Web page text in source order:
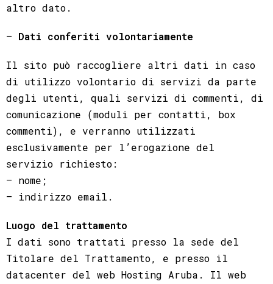
altro dato.
– Dati conferiti volontariamente
Il sito può raccogliere altri dati in caso
di utilizzo volontario di servizi da parte
degli utenti, quali servizi di commenti, di
comunicazione (moduli per contatti, box
commenti), e verranno utilizzati
esclusivamente per l’erogazione del
servizio richiesto:
– nome;
– indirizzo email.
Luogo del trattamento
I dati sono trattati presso la sede del
Titolare del Trattamento, e presso il
datacenter del web Hosting Aruba. Il web